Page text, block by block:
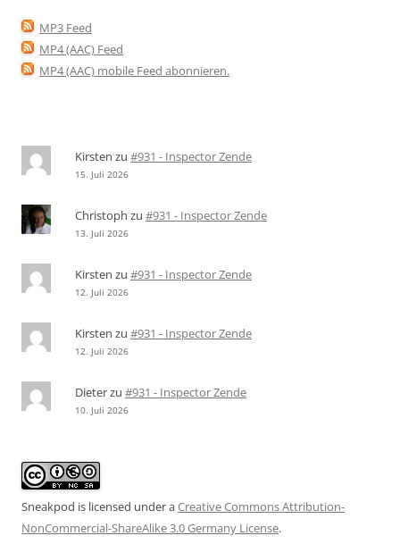
MP3 Feed
MP4 (AAC) Feed
MP4 (AAC) mobile Feed abonnieren.
Kirsten zu #931 - Inspector Zende
15. Juli 2026
Christoph zu #931 - Inspector Zende
13. Juli 2026
Kirsten zu #931 - Inspector Zende
12. Juli 2026
Kirsten zu #931 - Inspector Zende
12. Juli 2026
Dieterzu #931 - Inspector Zende
10. Juli 2026
Sneakpod is licensed under aCreative Commons Attribution-
NonCommercial-ShareAlike 3.0 Germany License.